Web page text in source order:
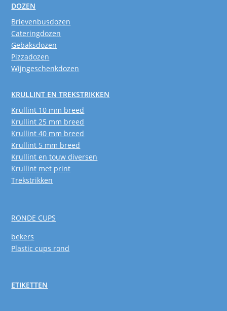
DOZEN
Brievenbusdozen
Cateringdozen
Gebaksdozen
Pizzadozen
Wijngeschenkdozen
KRULLINT EN TREKSTRIKKEN
Krullint 10 mm breed
Krullint 25 mm breed
Krullint 40 mm breed
Krullint 5 mm breed
Krullint en touw diversen
Krullint met print
Trekstrikken
RONDE CUPS
bekers
Plastic cups rond
ETIKETTEN